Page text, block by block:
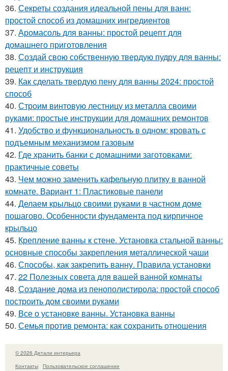
36. Секреты создания идеальной пены для ванн:
простой способ из домашних ингредиентов
37. Аромасоль для ванны: простой рецепт для
домашнего приготовления
38. Создай свою собственную твердую пудру для ванны:
рецепт и инструкция
39. Как сделать твердую пену для ванны 2024: простой
способ
40. Строим винтовую лестницу из металла своими
руками: простые инструкции для домашних ремонтов
41. Удобство и функциональность в одном: кровать с
подъемным механизмом газовым
42. Где хранить банки с домашними заготовками:
практичные советы
43. Чем можно заменить кафельную плитку в ванной
комнате. Вариант 1: Пластиковые панели
44. Делаем крыльцо своими руками в частном доме
пошагово. Особенности фундамента под кирпичное
крыльцо
45. Крепление ванны к стене. Установка стальной ванны:
основные способы закрепления металлической чаши
46. Способы, как закрепить ванну. Правила установки
47. 22 Полезных совета для вашей ванной комнаты
48. Создание дома из пенополистирола: простой способ
построить дом своими руками
49. Все о установке ванны. Установка ванны
50. Семья против ремонта: как сохранить отношения
© 2026 Детали интерьера
Контакты
Пользовательское соглашение